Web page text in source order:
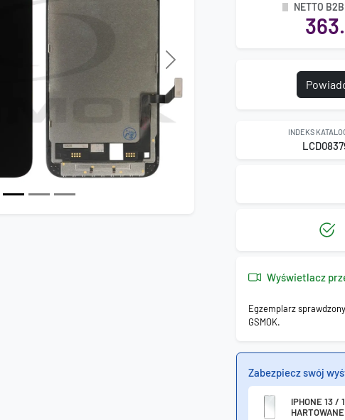
Next
NETTO B2B
INDEKS
Wyświetlacz
Egzemplarz
GSMOK.
Zabezpiecz swój
IPHONE 13 /